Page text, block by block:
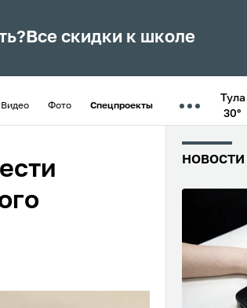
Все скидки к школе
Видео Фото Спецпроекты
Тула
30°